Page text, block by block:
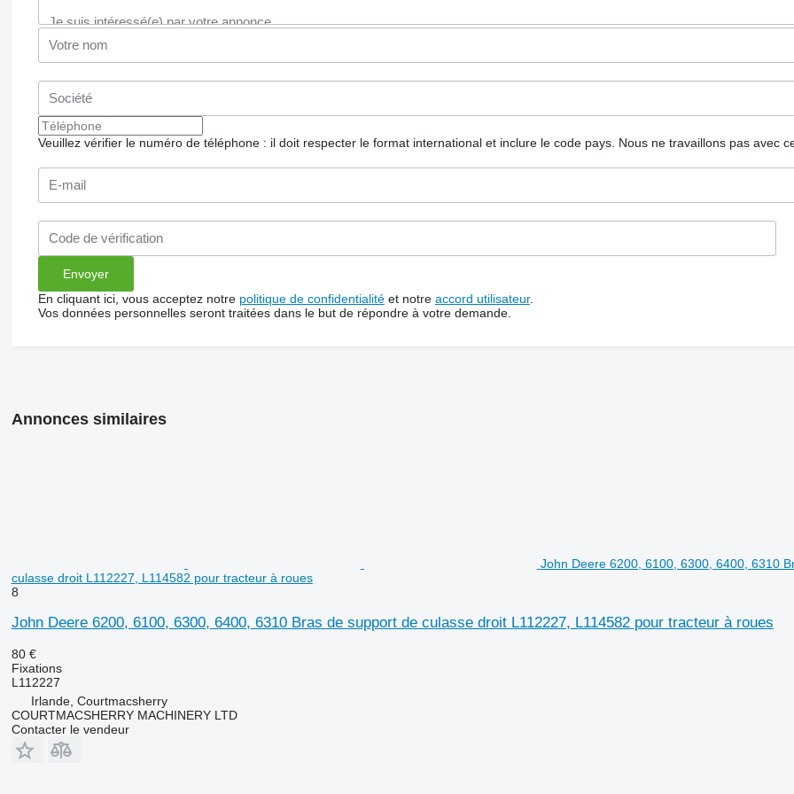
Veuillez vérifier le numéro de téléphone : il doit respecter le format international et inclure le code pays. Nous ne travaillons pas avec
En cliquant ici, vous acceptez notre politique de confidentialitéet notre accord utilisateur.
Vos données personnelles seront traitées dans le but de répondre à votre demande.
Annonces similaires
John Deere 6200, 6100, 6300, 6400, 6310
culasse droit L112227, L114582 pour tracteur à roues
8
John Deere 6200, 6100, 6300, 6400, 6310 Bras de support de culasse droit L112227, L114582 pour tracteur à roues
80 €
Fixations
L112227
Irlande, Courtmacsherry
COURTMACSHERRY MACHINERY LTD
Contacter le vendeur